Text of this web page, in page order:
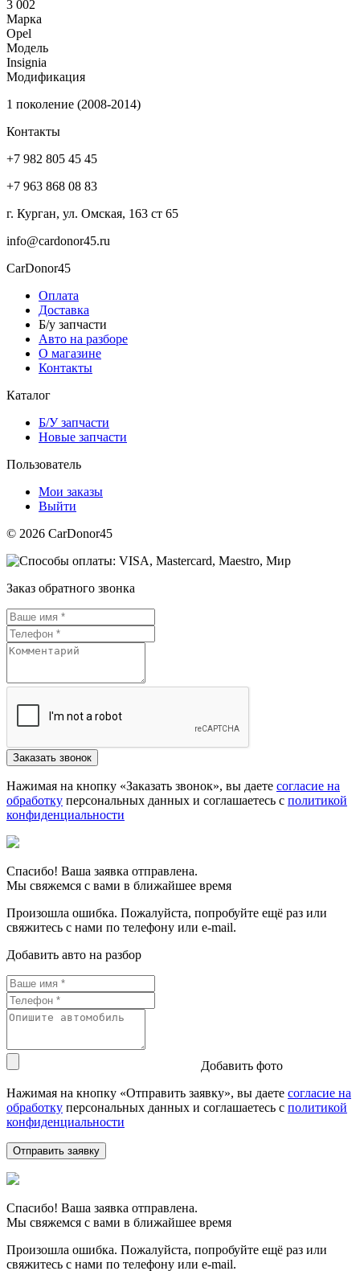
3 002
Марка
Opel
Модель
Insignia
Модификация
1 поколение (2008-2014)
Контакты
+7 982 805 45 45
+7 963 868 08 83
г. Курган, ул. Омская, 163 ст 65
info@cardonor45.ru
CarDonor45
Оплата
Доставка
Б/у запчасти
Авто на разборе
О магазине
Контакты
Каталог
Б/У запчасти
Новые запчасти
Пользователь
Мои заказы
Выйти
© 2026 CarDonor45
Заказ обратного звонка
Нажимая на кнопку «Заказать звонок», вы даете согласие на
обработку персональных данных и соглашаетесь c политикой
конфиденциальности
Спасибо! Ваша заявка отправлена.
Мы свяжемся с вами в ближайшее время
Произошла ошибка. Пожалуйста, попробуйте ещё раз или
свяжитесь с нами по телефону или e-mail.
Добавить авто на разбор
Добавить фото
Нажимая на кнопку «Отправить заявку», вы даете согласие на
обработку персональных данных и соглашаетесь c политикой
конфиденциальности
Спасибо! Ваша заявка отправлена.
Мы свяжемся с вами в ближайшее время
Произошла ошибка. Пожалуйста, попробуйте ещё раз или
свяжитесь с нами по телефону или e-mail.